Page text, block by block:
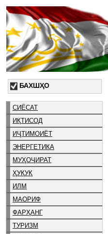
БАХШҲО
СИЁСАТ
ИҚТИСОД
ИҶТИМОИЁТ
ЭНЕРГЕТИКА
МУҲОҶИРАТ
ҲУҚУҚ
ИЛМ
МАОРИФ
ФАРҲАНГ
ТУРИЗМ